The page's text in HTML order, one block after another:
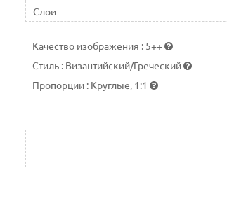
Слои
Качество изображения : 5++
Стиль : Византийский/Греческий
Пропорции : Круглые, 1:1